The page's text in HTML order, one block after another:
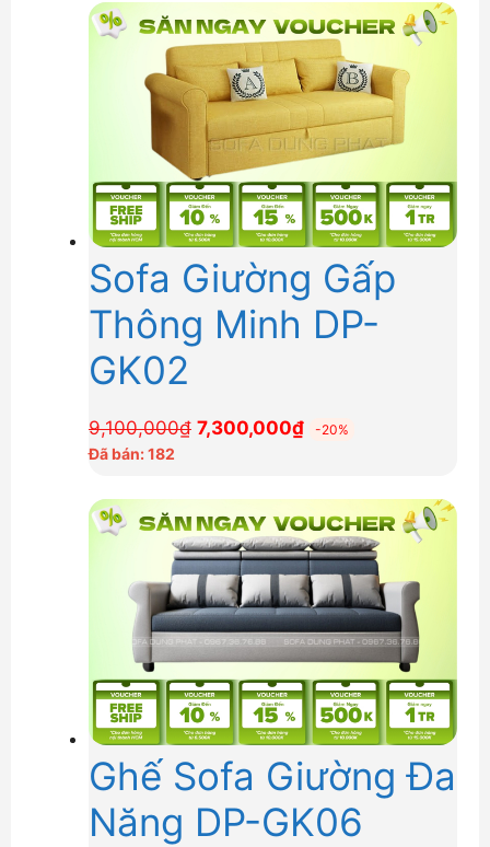
Sofa Giường Gấp
Thông Minh DP-
GK02
9,100,000₫ Giá
7,300,000₫Giá
7,300,000₫.
-20%
Đã bán: 182
Ghế Sofa Giường Đa
Năng DP-GK06